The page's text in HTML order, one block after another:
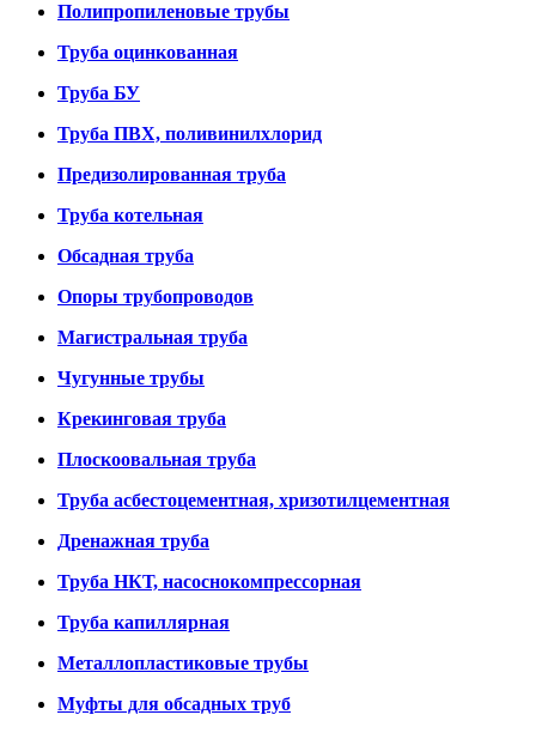
Полипропиленовые трубы
Труба оцинкованная
Труба БУ
Труба ПВХ, поливинилхлорид
Предизолированная труба
Труба котельная
Обсадная труба
Опоры трубопроводов
Магистральная труба
Чугунные трубы
Крекинговая труба
Плоскоовальная труба
Труба асбестоцементная, хризотилцементная
Дренажная труба
Труба НКТ, насоснокомпрессорная
Труба капиллярная
Металлопластиковые трубы
Муфты для обсадных труб